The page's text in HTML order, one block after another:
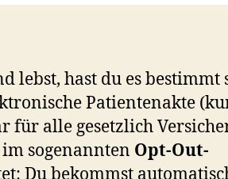
lebst, hast du es bestimmt
Patientenakte
für alle gesetzlich
sogenannten Opt-Out-
Du bekommst